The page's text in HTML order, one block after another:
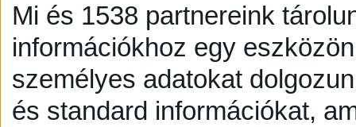
Mi és 1538 partnereink
információkhoz egy
személyes adatokat
és standard információkat,